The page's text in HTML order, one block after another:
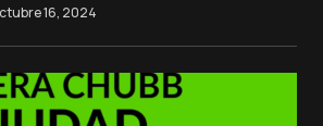
16, 2024